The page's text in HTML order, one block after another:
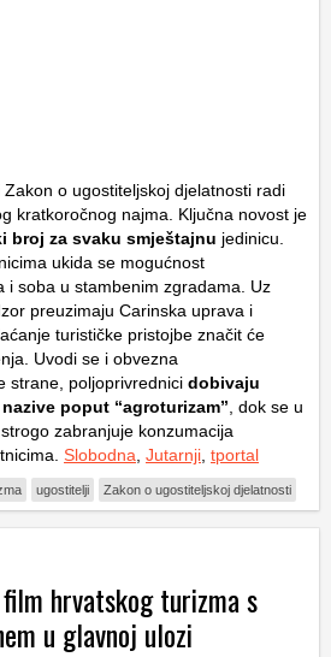
o ugostiteljskoj djelatnosti radi
kratkoročnog najma. Ključna novost je
broj za svaku smještajnu jedinicu.
ukida se mogućnost
i soba u stambenim zgradama. Uz
preuzimaju Carinska uprava i
turističke pristojbe značit će
Uvodi se i obvezna
strane, poljoprivrednici dobivaju
poput “agroturizam” , dok se u
zabranjuje konzumacija
Slobodna Jutarnji tportal
ugostitelji Zakon o ugostiteljskoj djelatnosti
hrvatskog turizma s
u glavnoj ulozi